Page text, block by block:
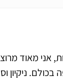
אני מאוד
ניקיון